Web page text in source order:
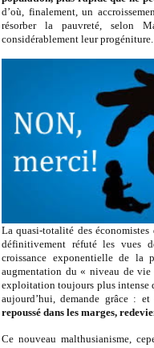
d’où, finalement, un
résorber la pauvreté, selon
considérablement leur progéniture.
La quasi-totalité des
définitivement réfuté les vues
croissance exponentielle de la
augmentation du « niveau de
exploitation toujours plus intense
aujourd’hui, demande grâce :
repoussé dans les marges,
Ce nouveau malthusianisme,